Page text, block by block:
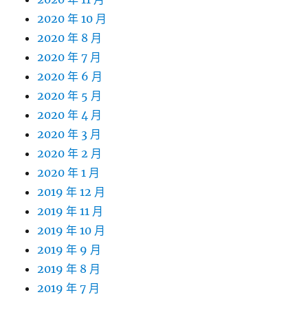
2020 年 10 月
2020 年 8 月
2020 年 7 月
2020 年 6 月
2020 年 5 月
2020 年 4 月
2020 年 3 月
2020 年 2 月
2020 年 1 月
2019 年 12 月
2019 年 11 月
2019 年 10 月
2019 年 9 月
2019 年 8 月
2019 年 7 月